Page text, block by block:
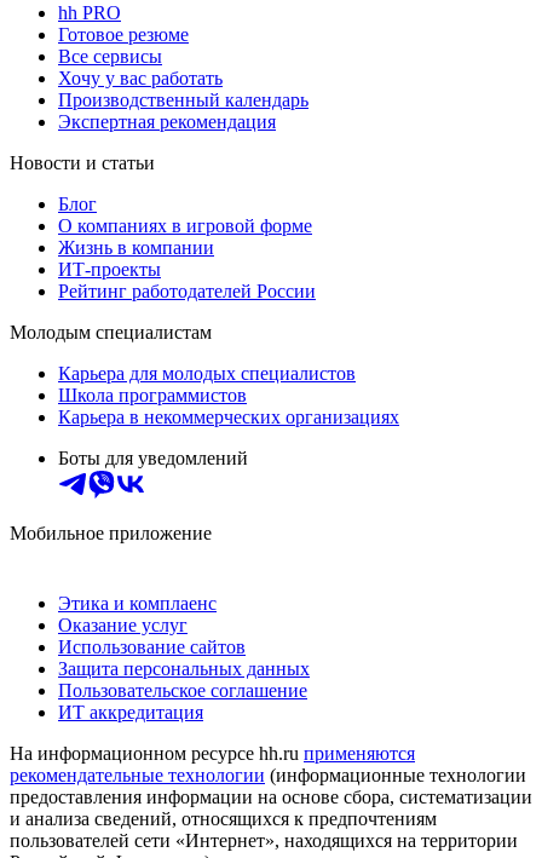
hh PRO
Готовое резюме
Все сервисы
Хочу у вас работать
Производственный календарь
Экспертная рекомендация
Новости и статьи
Блог
О компаниях в игровой форме
Жизнь в компании
ИТ-проекты
Рейтинг работодателей России
Молодым специалистам
Карьера для молодых специалистов
Школа программистов
Карьера в некоммерческих организациях
Боты для уведомлений
Мобильное приложение
Этика и комплаенс
Оказание услуг
Использование сайтов
Защита персональных данных
Пользовательское соглашение
ИТ аккредитация
На информационном ресурсе hh.ru применяются
рекомендательные технологии (информационные технологии
предоставления информации на основе сбора, систематизации
и анализа сведений, относящихся к предпочтениям
пользователей сети «Интернет», находящихся на территории